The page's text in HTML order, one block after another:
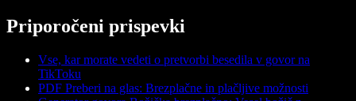
Priporočeni prispevki
Vse, kar morate vedeti o pretvorbi besedila v govor na
TikToku
PDF Preberi na glas: Brezplačne in plačljive možnosti